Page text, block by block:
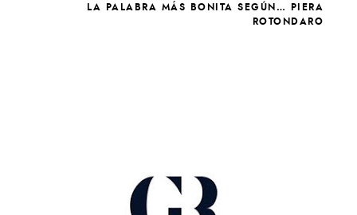
LA PALABRA MÁS BONITA SEGÚN… PIERA
ROTONDARO